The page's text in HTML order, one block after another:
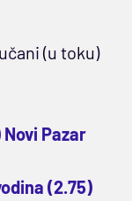
(u toku)
Pazar
(2.75)